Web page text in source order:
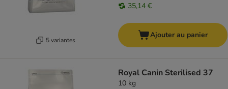
5 variantes
35,14 €
Ajouter au panier
Royal Canin Sterilised 37
10 kg